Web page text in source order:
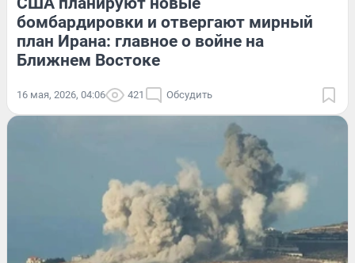
бомбардировки и отвергают мирный
план Ирана: главное о войне на
Ближнем Востоке
16 мая, 2026, 04:06 421 Обсудить